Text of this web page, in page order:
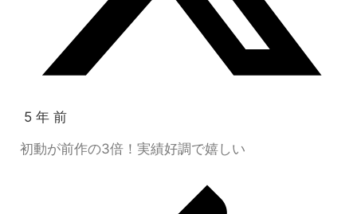
5 年 前
初動が前作の3倍！実績好調で嬉しい